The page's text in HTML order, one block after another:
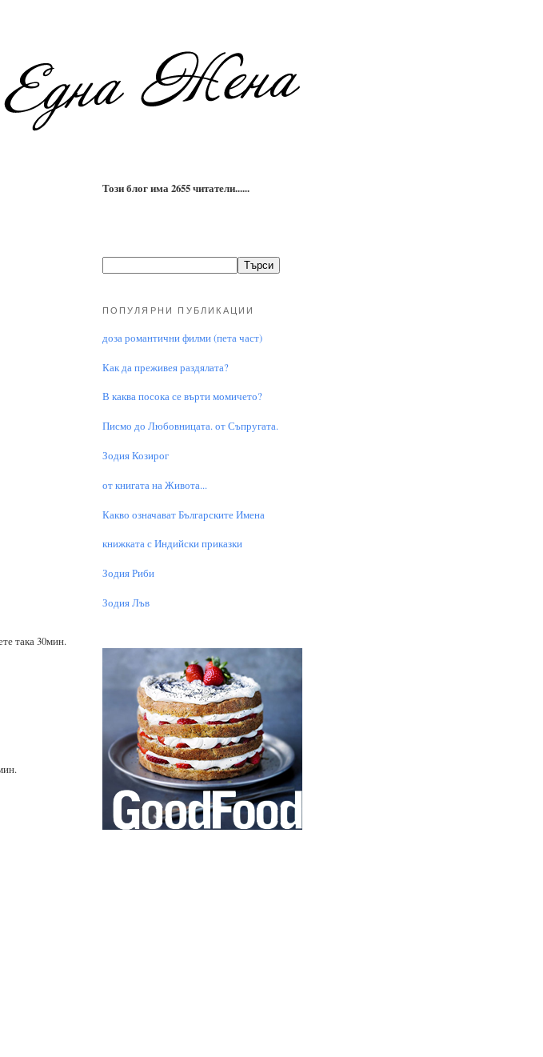
така 30мин.
Този блог има 2655 читатели......
ПОПУЛЯРНИ ПУБЛИКАЦИИ
доза романтични филми (пета част)
Как да преживея раздялата?
В каква посока се върти момичето?
Писмо до Любовницата. от Съпругата.
Зодия Козирог
от книгата на Живота...
Какво означават Българските Имена
книжката с Индийски приказки
Зодия Риби
Зодия Лъв